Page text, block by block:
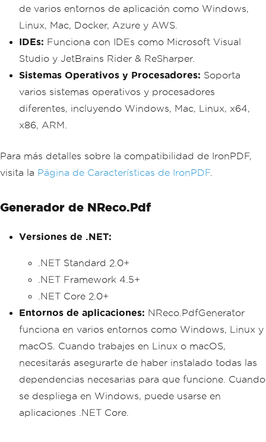
de varios entornos de aplicación como Windows,
Linux, Mac, Docker, Azure y AWS.
IDEs: Funciona con IDEs como Microsoft Visual
Studio y JetBrains Rider & ReSharper.
Sistemas Operativos y Procesadores: Soporta
varios sistemas operativos y procesadores
diferentes, incluyendo Windows, Mac, Linux, x64,
x86, ARM.
Para más detalles sobre la compatibilidad de IronPDF,
visita la Página de Características de IronPDF.
Generador de NReco.Pdf
Versiones de .NET:
.NET Standard 2.0+
.NET Framework 4.5+
.NET Core 2.0+
Entornos de aplicaciones: NReco.PdfGenerator
funciona en varios entornos como Windows, Linux y
macOS. Cuando trabajes en Linux o macOS,
necesitarás asegurarte de haber instalado todas las
dependencias necesarias para que funcione. Cuando
se despliega en Windows, puede usarse en
aplicaciones .NET Core.